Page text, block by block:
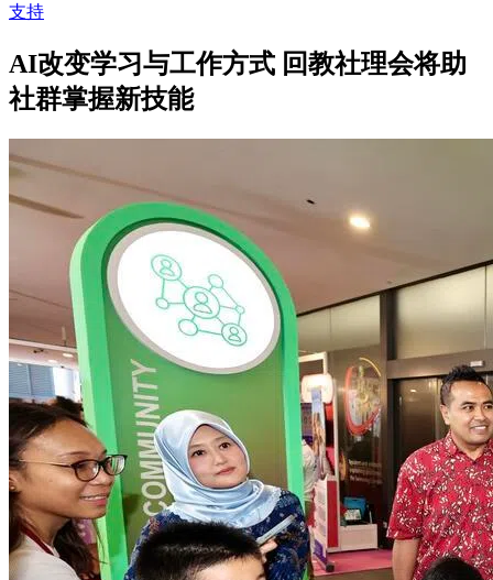
支持
AI改变学习与工作方式 回教社理会将助
社群掌握新技能